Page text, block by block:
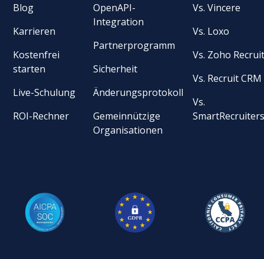
Blog
Karrieren
Kostenfrei
starten
Live-Schulung
ROI-Rechner
OpenAPI-
Integration
Partnerprogramm
Sicherheit
Änderungsprotokoll
Gemeinnützige
Organisationen
Vs. Vincere
Vs. Loxo
Vs. Zoho
Vs. Recruit CRM
Vs.